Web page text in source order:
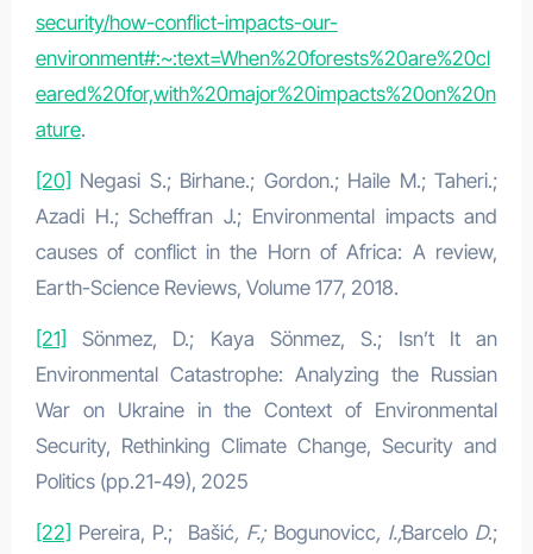
security/how-conflict-impacts-our-
environment#:~:text=When%20forests%20are%20cl
eared%20for,with%20major%20impacts%20on%20n
ature.
[20] Negasi S.; Birhane.; Gordon.; Haile M.; Taheri.;
Azadi H.; Scheffran J.; Environmental impacts and
causes of conflict in the Horn of Africa: A review,
Earth-Science Reviews, Volume 177, 2018.
[21] Sönmez, D.; Kaya Sönmez, S.; Isn’t It an
Environmental Catastrophe: Analyzing the Russian
War on Ukraine in the Context of Environmental
Security, Rethinking Climate Change, Security and
Politics (pp.21-49), 2025
[22] Pereira, P.; Bašić, F.; Bogunovicc, I.;BarceloD.;